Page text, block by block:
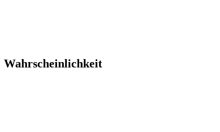
Wahrscheinlichkeit